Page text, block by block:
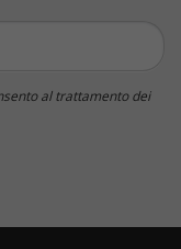
al trattamento dei